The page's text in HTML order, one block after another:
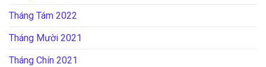
Tháng Tám 2022
Tháng Mười 2021
Tháng Chín 2021